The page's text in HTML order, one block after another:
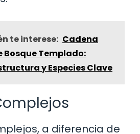
te interese: Cadena
Templado:
y Especies Clave
a diferencia de